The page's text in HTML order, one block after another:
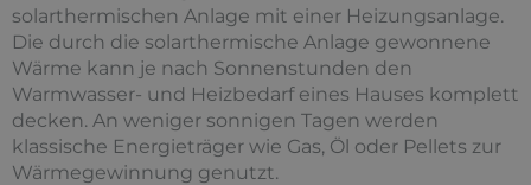
solarthermischen Anlage mit einer Heizungsanlage.
Die durch die solarthermische Anlage gewonnene
Wärme kann je nach Sonnenstunden den
Warmwasser- und Heizbedarf eines Hauses komplett
decken. An weniger sonnigen Tagen werden
klassische Energieträger wie Gas, Öl oder Pellets zur
Wärmegewinnung genutzt.